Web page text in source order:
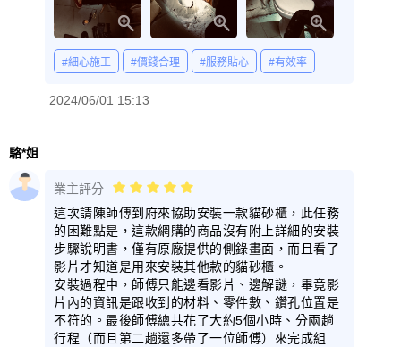
#細心施工 #價錢合理 #服務貼心 #有效率
2024/06/01 15:13
駱*姐
業主評分
這次請陳師傅到府來協助安裝一款貓砂櫃，此任務
的困難點是，這款網購的商品沒有附上詳細的安裝
步驟說明書，僅有原廠提供的側錄畫面，而且看了
影片才知道是用來安裝其他款的貓砂櫃。
安裝過程中，師傅只能邊看影片、邊解謎，畢竟影
片內的資訊是跟收到的材料、零件數、鑽孔位置是
不符的。最後師傅總共花了大約5個小時、分兩趟
行程（而且第二趟還多帶了一位師傅）來完成組